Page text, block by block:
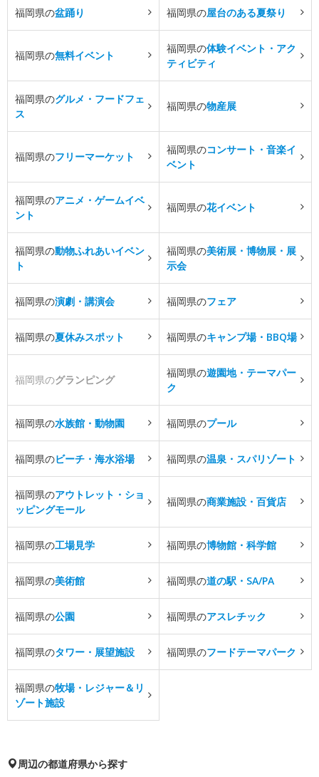
福岡県の盆踊り 福岡県の屋台のある夏祭り
福岡県の無料イベント
福岡県の体験イベント・アク
ティビティ
福岡県のグルメ・フードフェ
ス
福岡県の物産展
福岡県のフリーマーケット
福岡県のコンサート・音楽イ
ベント
福岡県のアニメ・ゲームイベ
ント
福岡県の花イベント
福岡県の動物ふれあいイベン
ト
福岡県の美術展・博物展・展
示会
福岡県の演劇・講演会 福岡県のフェア
福岡県の夏休みスポット 福岡県のキャンプ場・BBQ場
福岡県のグランピング
福岡県の遊園地・テーマパー
ク
福岡県の水族館・動物園 福岡県のプール
福岡県のビーチ・海水浴場 福岡県の温泉・スパリゾート
福岡県のアウトレット・ショ
ッピングモール
福岡県の商業施設・百貨店
福岡県の工場見学 福岡県の博物館・科学館
福岡県の美術館 福岡県の道の駅・SA/PA
福岡県の公園 福岡県のアスレチック
福岡県のタワー・展望施設 福岡県のフードテーマパーク
福岡県の牧場・レジャー＆リ
ゾート施設
周辺の都道府県から探す